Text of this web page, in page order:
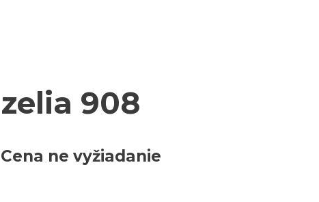
zelia 908
Cena ne vyžiadanie